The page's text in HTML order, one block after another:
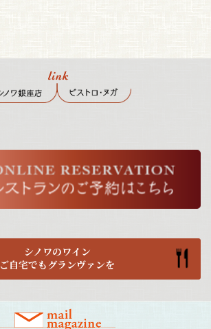
シノワのワイン
ご自宅でもグランヴァンを